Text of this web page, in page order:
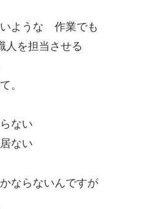
ような 作業でも
人を担当させる
。
ない
ない
ならないんですが